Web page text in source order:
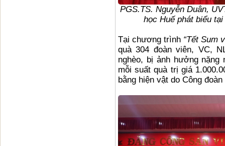
PGS.TS. Nguyễn Duân,
học Huế phát biểu
Tại chương trình “Tết Sum
quà 304 đoàn viên, VC,
nghèo, bị ảnh hưởng
mỗi suất quà trị giá
bằng hiện vật do Công